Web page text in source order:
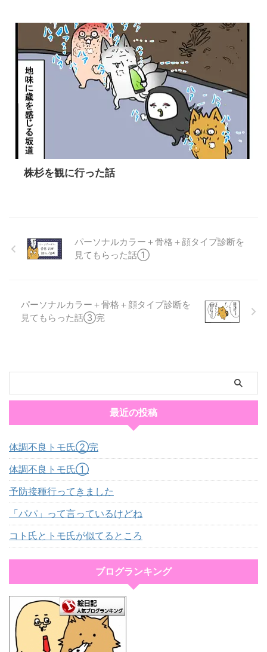
株杉を観に行った話
パーソナルカラー＋骨格＋顔タイプ診断を
見てもらった話①
パーソナルカラー＋骨格＋顔タイプ診断を
見てもらった話③完
最近の投稿
体調不良トモ氏②完
体調不良トモ氏①
予防接種行ってきました
「パパ」って言っているけどね
コト氏とトモ氏が似てるところ
ブログランキング